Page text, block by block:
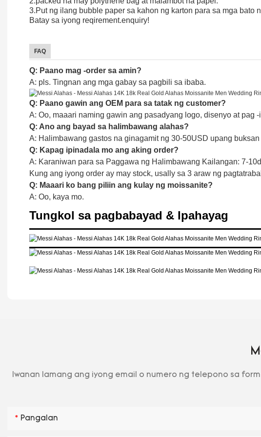
3.Put ng ilang bubble paper sa kahon ng karton para sa mga bato
Batay sa iyong reqirement.enquiry!
FAQ
Q: Paano mag -order sa amin?
A: pls. Tingnan ang mga gabay sa pagbili sa ibaba.
Q: Paano gawin ang OEM para sa tatak ng customer?
A: Oo, maaari naming gawin ang pasadyang logo, disenyo at pag -
Q: Ano ang bayad sa halimbawang alahas?
A: Halimbawang gastos na ginagamit ng 30-50USD upang
Q: Kapag ipinadala mo ang aking order?
A: Karaniwan para sa Paggawa ng Halimbawang Kailangan: 7-
Kung ang iyong order ay may stock, usally sa 3 araw ng
Q: Maaari ko bang piliin ang kulay ng moissanite?
A: Oo, kaya mo.
Tungkol sa pagbabayad & Ipahayag
Iwanan lamang ang iyong email o numero ng telepono sa
Pangalan